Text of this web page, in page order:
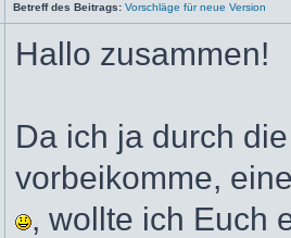
Betreff des Beitrags: Vorschläge für neue Version
Hallo zusammen!
Da ich ja durch
vorbeikomme,
, wollte ich Euch